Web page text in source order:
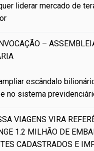
liderar mercado de
–
escândalo
no sistema
VIAGENS VIRA
1.2 MILHÃO DE
CADASTRADOS E